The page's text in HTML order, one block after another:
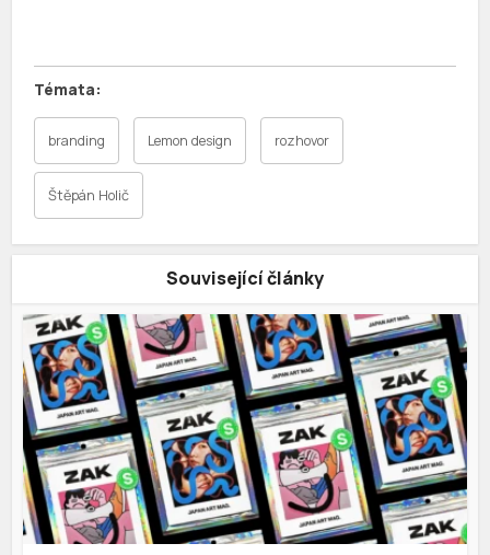
branding Lemon design rozhovor
Štěpán Holič
Související články